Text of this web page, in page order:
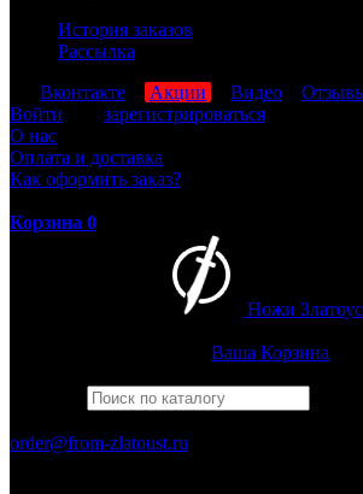
История заказов
Рассылка
Вконтакте Акции Видео
Войти
зарегистрироваться
О нас
Оплата и доставка
Как оформить заказ?
Корзина 0
Ножи
Ваша Корзина
order@from-zlatoust.ru